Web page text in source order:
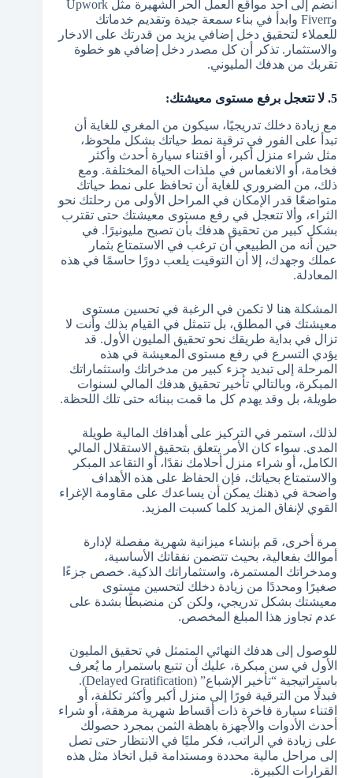
انضم إلى أحد مواقع العمل الحر الشهيرة مثل Upwork
وFiverr وابدأ في بناء سمعة جيدة وتقديم خدماتك
للعملاء لتحقيق دخل إضافي يزيد من قدرتك على الادخار
والاستثمار. تذكر أن كل مصدر دخل إضافي هو خطوة
تقربك من هدفك المليوني.
5. لا تتعجل برفع مستوى معيشتك:
مع زيادة دخلك تدريجيًا، سيكون من المغري للغاية أن
تبدأ على الفور في ترقية نمط حياتك بشكل ملحوظ،
مثل شراء منزل أكبر، أو اقتناء سيارة أحدث وأكثر
فخامة، أو الانغماس في ملذات الحياة المختلفة. ومع
ذلك، من الضروري للغاية أن تحافظ على نمط حياتك
متواضعًا قدر الإمكان في المراحل الأولى من رحلتك نحو
الثراء، وألا تتعجل في رفع مستوى معيشتك حتى تقترب
بشكل كبير من تحقيق هدفك بأن تصبح مليونيرًا. في
حين أنه من الطبيعي أن ترغب في الاستمتاع بثمار
عملك وجهدك، إلا أن التوقيت يلعب دورًا حاسمًا في هذه
المعادلة.
المشكلة هنا لا تكمن في الرغبة في تحسين مستوى
معيشتك في المطلق، بل تتمثل في القيام بذلك وأنت لا
تزال في بداية طريقك نحو تحقيق المليون الأول. قد
يؤدي التسرع في رفع مستوى المعيشة في هذه
المرحلة إلى تبديد جزء كبير من مدخراتك واستثماراتك
المبكرة، وبالتالي تأخير تحقيق هدفك المالي لسنوات
طويلة، بل وقد يهدم كل ما قمت ببنائه حتى تلك اللحظة.
لذلك، استمر في التركيز على أهدافك المالية طويلة
المدى. سواء كان الأمر يتعلق بتحقيق الاستقلال المالي
الكامل، أو شراء منزل أحلامك نقدًا، أو التقاعد المبكر
والاستمتاع بحياتك، فإن الحفاظ على هذه الأهداف
واضحة في ذهنك يمكن أن يساعدك على مقاومة الإغراء
القوي لإنفاق المزيد كلما كسبت المزيد.
مرة أخرى، قم بإنشاء ميزانية شهرية مفصلة لإدارة
أموالك بفعالية، بحيث تتضمن نفقاتك الأساسية،
ومدخراتك المستمرة، واستثماراتك الذكية. خصص جزءًا
صغيرًا ومحددًا من زيادة دخلك لتحسين مستوى
معيشتك بشكل تدريجي، ولكن كن منضبطًا بشدة على
عدم تجاوز هذا المبلغ المخصص.
للوصول إلى هدفك النهائي المتمثل في تحقيق المليون
الأول في سن مبكرة، عليك أن تتبع باستمرار ما يُعرف
باستراتيجية “تأخير الإشباع” (Delayed Gratification).
فبدلًا من الترقية فورًا إلى منزل أكبر وأكثر تكلفة، أو
اقتناء سيارة فاخرة ذات أقساط شهرية مرهقة، أو شراء
أحدث الأدوات والأجهزة باهظة الثمن بمجرد حصولك
على زيادة في الراتب، فكر مليًا في الانتظار حتى تصل
إلى مراحل مالية محددة ومستدامة قبل اتخاذ مثل هذه
القرارات الكبيرة.